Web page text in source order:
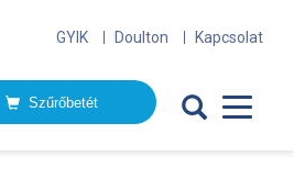
GYIK Doulton Kapcsolat
Szűrőbetét